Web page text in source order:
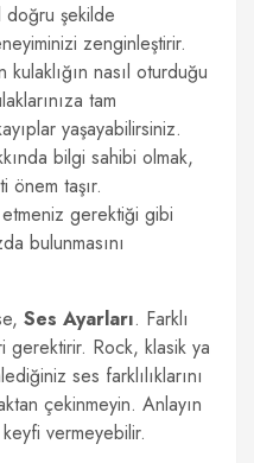
doğru şekilde
zenginleştirir.
kulaklığın nasıl oturduğu
tam
yaşayabilirsiniz.
bilgi sahibi olmak,
önem taşır.
etmeniz gerektiği gibi
bulunmasını
Ses Ayarları. Farklı
gerektirir. Rock, klasik ya
ses farklılıklarını
çekinmeyin. Anlayın
vermeyebilir.